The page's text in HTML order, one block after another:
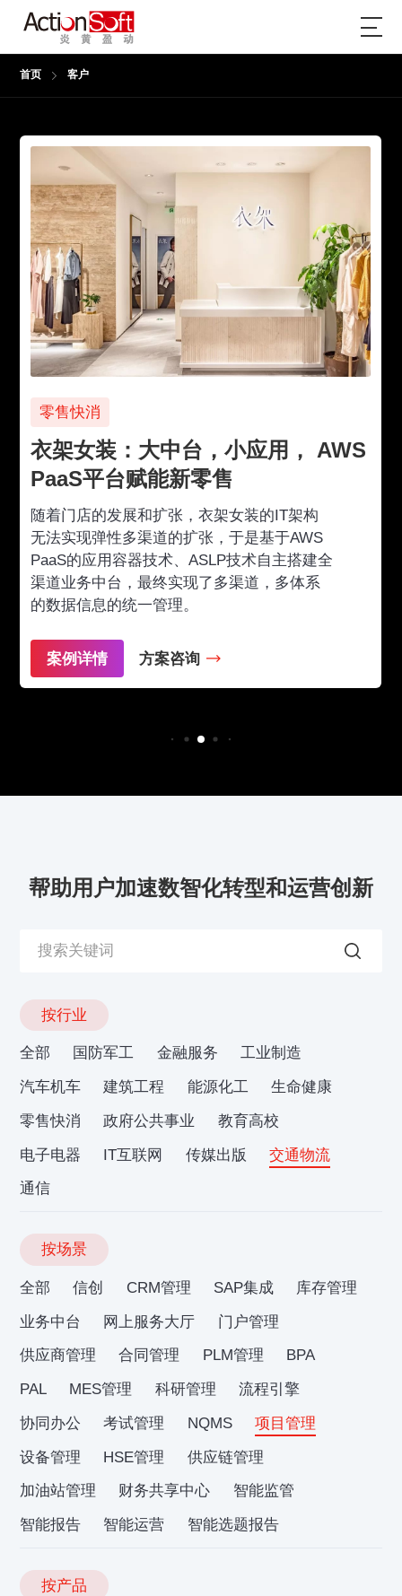
首页 客户
零售快消
衣架女装：大中台，小应用， AWS
PaaS平台赋能新零售
随着门店的发展和扩张，衣架女装的IT架构
无法实现弹性多渠道的扩张，于是基于AWS
PaaS的应用容器技术、ASLP技术自主搭建全
渠道业务中台，最终实现了多渠道，多体系
的数据信息的统一管理。
案例详情 方案咨询
帮助用户加速数智化转型和运营创新
按行业
全部 国防军工 金融服务
工业制造
汽车机车
建筑工程 能源化工
生命健康
零售快消
政府公共事业
教育高校
电子电器
IT互联网 传媒出版
交通物流
通信
按场景
全部 信创 CRM管理 SAP集成
库存管理
业务中台
网上服务大厅
门户管理
供应商管理
合同管理 PLM管理
BPA
PAL
MES管理 科研管理
流程引擎
协同办公
考试管理 NQMS
项目管理
设备管理
HSE管理
供应链管理
加油站管理
财务共享中心
智能监管
智能报告
智能运营 智能选题报告
按产品